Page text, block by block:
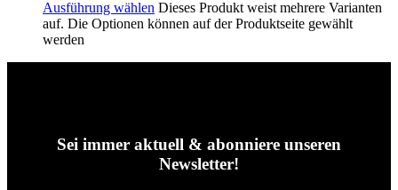
Ausführung wählen Dieses Produkt weist mehrere Varianten
auf. Die Optionen können auf der Produktseite gewählt
werden
Sei immer aktuell & abonniere unseren
Newsletter!